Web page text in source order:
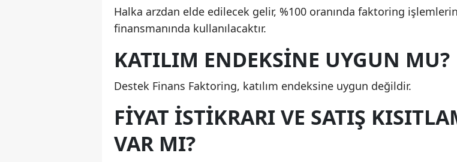
Halka arzdan elde edilecek gelir, %100 oranında faktoring
finansmanında kullanılacaktır.
KATILIM ENDEKSINE UYGUN MU?
Destek Finans Faktoring, katılım endeksine uygun değildir.
FIYAT İSTIKRARI VE SATIŞ
VAR MI?